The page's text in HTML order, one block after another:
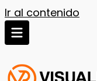
Ir al contenido